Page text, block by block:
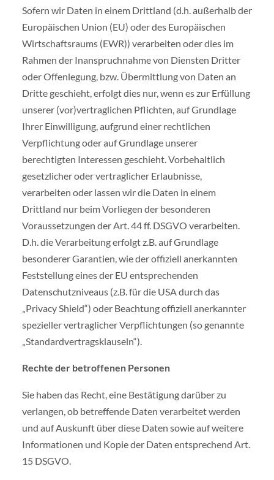
Sofern wir Daten in einem Drittland (d.h. außerhalb der
Europäischen Union (EU) oder des Europäischen
Wirtschaftsraums (EWR)) verarbeiten oder dies im
Rahmen der Inanspruchnahme von Diensten Dritter
oder Offenlegung, bzw. Übermittlung von Daten an
Dritte geschieht, erfolgt dies nur, wenn es zur Erfüllung
unserer (vor)vertraglichen Pflichten, auf Grundlage
Ihrer Einwilligung, aufgrund einer rechtlichen
Verpflichtung oder auf Grundlage unserer
berechtigten Interessen geschieht. Vorbehaltlich
gesetzlicher oder vertraglicher Erlaubnisse,
verarbeiten oder lassen wir die Daten in einem
Drittland nur beim Vorliegen der besonderen
Voraussetzungen der Art. 44 ff. DSGVO verarbeiten.
D.h. die Verarbeitung erfolgt z.B. auf Grundlage
besonderer Garantien, wie der offiziell anerkannten
Feststellung eines der EU entsprechenden
Datenschutzniveaus (z.B. für die USA durch das
„Privacy Shield“) oder Beachtung offiziell anerkannter
spezieller vertraglicher Verpflichtungen (so genannte
„Standardvertragsklauseln“).
Rechte der betroffenen Personen
Sie haben das Recht, eine Bestätigung darüber zu
verlangen, ob betreffende Daten verarbeitet werden
und auf Auskunft über diese Daten sowie auf weitere
Informationen und Kopie der Daten entsprechend Art.
15 DSGVO.